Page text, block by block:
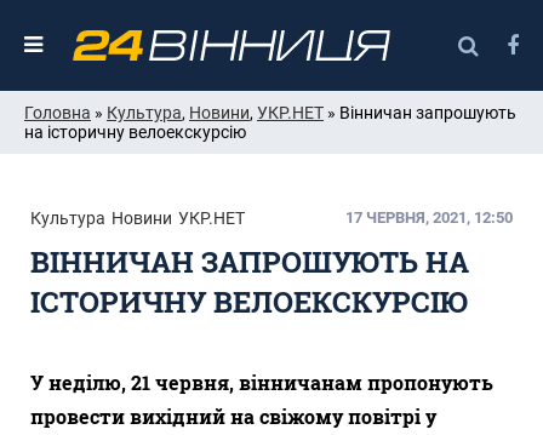
Головна » Культура, Новини, УКР.НЕТ » Вінничан запрошують
на історичну велоекскурсію
Культура Новини УКР.НЕТ 17 ЧЕРВНЯ, 2021, 12:50
ВІННИЧАН ЗАПРОШУЮТЬ НА
ІСТОРИЧНУ ВЕЛОЕКСКУРСІЮ
У неділю, 21 червня, вінничанам пропонують
провести вихідний на свіжому повітрі у